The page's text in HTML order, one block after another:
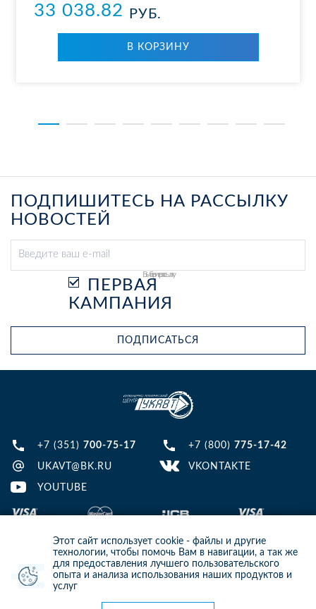
Этот сайт использует cookie - файлы и другие
технологии, чтобы помочь Вам в навигации, а так же
для предоставления лучшего пользовательского
опыта и анализа использования наших продуктов и
услуг
33 038.82 РУБ.
В КОР­ЗИ­НУ
ПОДПИШИТЕСЬ НА РАССЫЛКУ
НОВОСТЕЙ
Выберите рассылку
ПЕРВАЯ
КАМПАНИЯ
ПОДПИСАТЬСЯ
+7 (351) 700-75-17 +7 (800) 775-17-42
UKAVT@BK.RU VKONTAKTE
YOUTUBE
© 2013-2024 ООО ИТЦ УКАВТ. ИНН: 7448122124, ОГРН: 1097448007216
ИНФОРМАЦИЯ НА САЙТЕ НЕ ЯВЛЯЕТСЯ ПУБЛИЧНОЙ ОФЕРТОЙ. ДЛЯ